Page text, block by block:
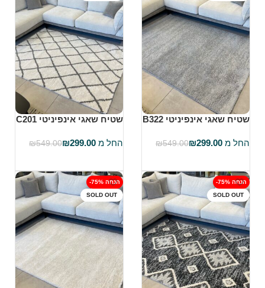
שטיח שאגי אינפיניטי B322
החל מ ₪299.00
₪549.00
שטיח שאגי אינפיניטי C201
החל מ ₪299.00
₪549.00
-75% הנחה
SOLD OUT
-75% הנחה
SOLD OUT